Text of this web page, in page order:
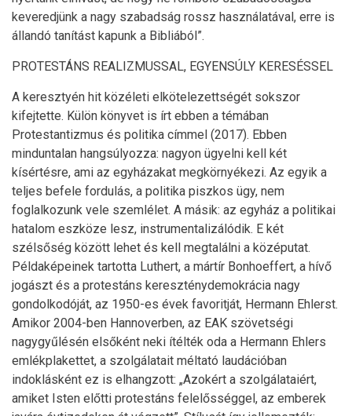
keveredjünk a nagy szabadság rossz használatával, erre is
állandó tanítást kapunk a Bibliából”.
PROTESTÁNS REALIZMUSSAL, EGYENSÚLY KERESÉSSEL
A keresztyén hit közéleti elkötelezettségét sokszor
kifejtette. Külön könyvet is írt ebben a témában
Protestantizmus és politika címmel (2017). Ebben
minduntalan hangsúlyozza: nagyon ügyelni kell két
kísértésre, ami az egyházakat megkörnyékezi. Az egyik a
teljes befele fordulás, a politika piszkos ügy, nem
foglalkozunk vele szemlélet. A másik: az egyház a politikai
hatalom eszköze lesz, instrumentalizálódik. E két
szélsőség között lehet és kell megtalálni a középutat.
Példaképeinek tartotta Luthert, a mártír Bonhoeffert, a hívő
jogászt és a protestáns kereszténydemokrácia nagy
gondolkodóját, az 1950-es évek favoritját, Hermann Ehlerst.
Amikor 2004-ben Hannoverben, az EAK szövetségi
nagygyűlésén elsőként neki ítélték oda a Hermann Ehlers
emlékplakettet, a szolgálatait méltató laudációban
indoklásként ez is elhangzott: „Azokért a szolgálataiért,
amiket Isten előtti protestáns felelősséggel, az emberek